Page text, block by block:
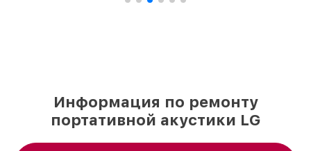
Информация по ремонту
портативной акустики LG